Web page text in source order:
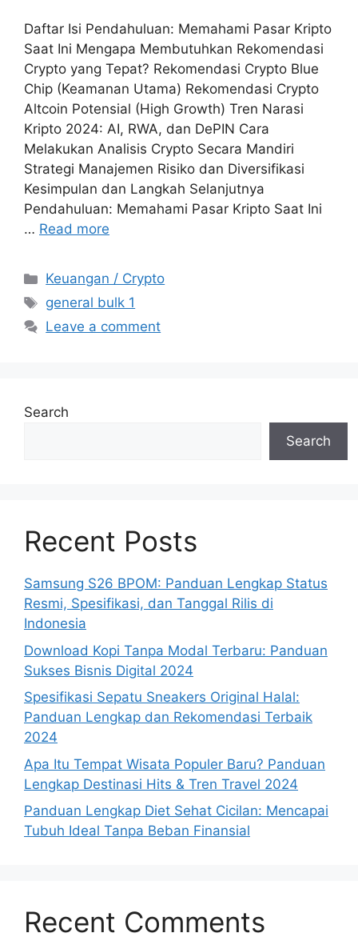
Daftar Isi Pendahuluan: Memahami Pasar Kripto
Saat Ini Mengapa Membutuhkan Rekomendasi
Crypto yang Tepat? Rekomendasi Crypto Blue
Chip (Keamanan Utama) Rekomendasi Crypto
Altcoin Potensial (High Growth) Tren Narasi
Kripto 2024: AI, RWA, dan DePIN Cara
Melakukan Analisis Crypto Secara Mandiri
Strategi Manajemen Risiko dan Diversifikasi
Kesimpulan dan Langkah Selanjutnya
Pendahuluan: Memahami Pasar Kripto Saat Ini
… Read more
Categories
Keuangan / Crypto
Tags
general bulk 1
Leave a comment
Search
Search
Recent Posts
Samsung S26 BPOM: Panduan Lengkap Status
Resmi, Spesifikasi, dan Tanggal Rilis di
Indonesia
Download Kopi Tanpa Modal Terbaru: Panduan
Sukses Bisnis Digital 2024
Spesifikasi Sepatu Sneakers Original Halal:
Panduan Lengkap dan Rekomendasi Terbaik
2024
Apa Itu Tempat Wisata Populer Baru? Panduan
Lengkap Destinasi Hits & Tren Travel 2024
Panduan Lengkap Diet Sehat Cicilan: Mencapai
Tubuh Ideal Tanpa Beban Finansial
Recent Comments